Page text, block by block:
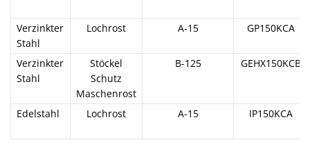
Verzinkter
Stahl
Lochrost A-15 GP150KCA
Verzinkter
Stahl
Stöckel
Schutz
Maschenrost
B-125 GEHX150KCB
Edelstahl Lochrost A-15 IP150KCA